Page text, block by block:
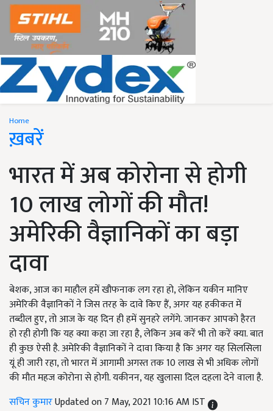
Home
ख़बरें
भारत में अब कोरोना से होगी
10 लाख लोगों की मौत!
अमेरिकी वैज्ञानिकों का बड़ा
दावा
बेशक, आज का माहौल हमें खौफनाक लग रहा हो, लेकिन यकीन मानिए
अमेरिकी वैज्ञानिकों ने जिस तरह के दावे किए हैं, अगर यह हकीकत में
तब्दील हुए, तो आज के यह दिन ही हमें सुनहरे लगेंगे. जानकर आपको हैरत
हो रही होगी कि यह क्या कहा जा रहा है, लेकिन अब करें भी तो करें क्या. बात
ही कुछ ऐसी है. अमेरिकी वैज्ञानिकों ने दावा किया है कि अगर यह सिलसिला
यूं ही जारी रहा, तो भारत में आगामी अगस्त तक 10 लाख से भी अधिक लोगों
की मौत महज कोरोना से होगी. यकीनन, यह खुलासा दिल दहला देने वाला है.
सचिन कुमारUpdated on 7 May, 2021 10:16 AM IST